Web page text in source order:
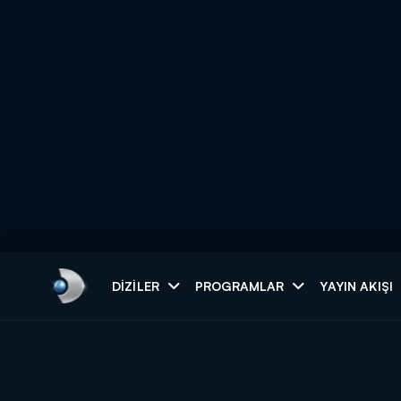
DIZILER PROGRAMLAR YAYIN AKIŞI